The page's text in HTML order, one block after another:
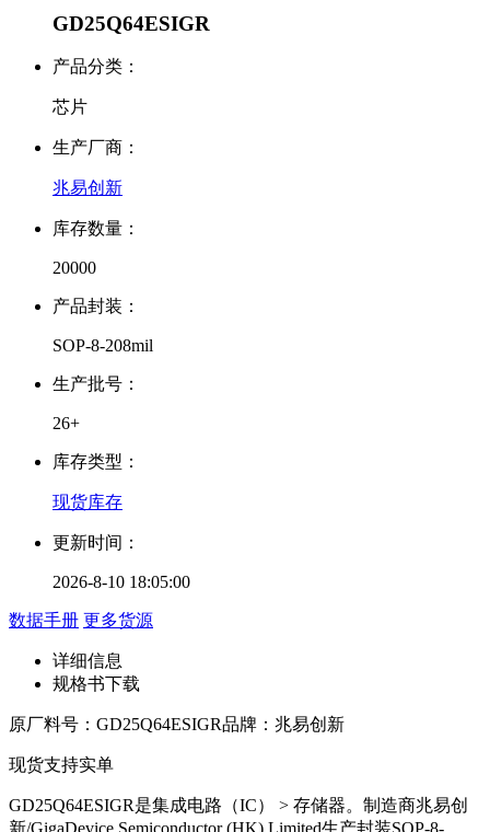
GD25Q64ESIGR
产品分类：
芯片
生产厂商：
兆易创新
库存数量：
20000
产品封装：
SOP-8-208mil
生产批号：
26+
库存类型：
现货库存
更新时间：
2026-8-10 18:05:00
数据手册 更多货源
详细信息
规格书下载
原厂料号： GD25Q64ESIGR品牌： 兆易创新
现货支持实单
GD25Q64ESIGR是集成电路（IC） > 存储器。制造商兆易创